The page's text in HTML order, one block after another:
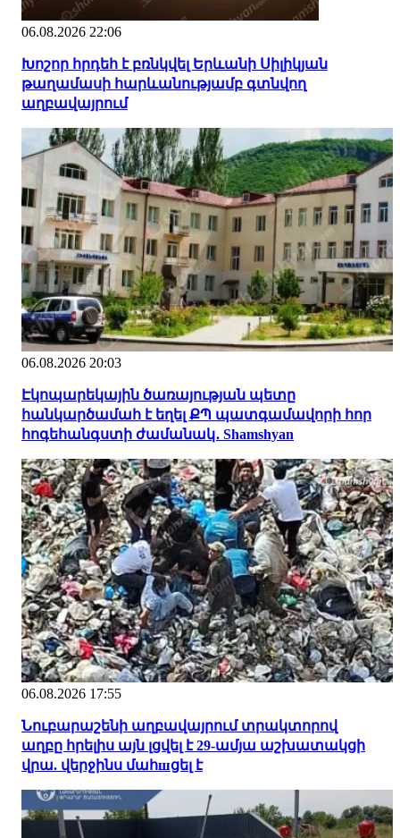
06.08.2026 22:06
Խոշոր հրդեհ է բռնկվել Երևանի Սիլիկյան
թաղամասի հարևանությամբ գտնվող
աղբավայրում
06.08.2026 20:03
Էկոպարեկային ծառայության պետը
հանկարծամահ է եղել ՔՊ պատգամավորի հոր
հոգեհանգստի ժամանակ․ Shamshyan
06.08.2026 17:55
Նուբարաշենի աղբավայրում տրակտորով
աղբը հրելիս այն լցվել է 29-ամյա աշխատակցի
վրա. վերջինս մահшցել է